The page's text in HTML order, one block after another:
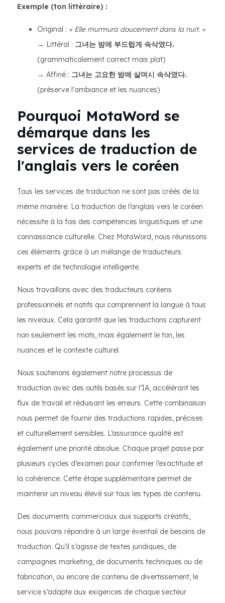
Exemple (ton littéraire) :
Original : « Elle murmura doucement dans la nuit. »
→ Littéral : 그녀는 밤에 부드럽게 속삭였다.
(grammaticalement correct mais plat)
→ Affiné : 그녀는 고요한 밤에 살며시 속삭였다.
(préserve l'ambiance et les nuances)
Pourquoi MotaWord se
démarque dans les
services de traduction de
l'anglais vers le coréen
Tous les services de traduction ne sont pas créés de la
même manière. La traduction de l’anglais vers le coréen
nécessite à la fois des compétences linguistiques et une
connaissance culturelle. Chez MotaWord, nous réunissons
ces éléments grâce à un mélange de traducteurs
experts et de technologie intelligente.
Nous travaillons avec des traducteurs coréens
professionnels et natifs qui comprennent la langue à tous
les niveaux. Cela garantit que les traductions capturent
non seulement les mots, mais également le ton, les
nuances et le contexte culturel.
Nous soutenons également notre processus de
traduction avec des outils basés sur l’IA, accélérant les
flux de travail et réduisant les erreurs. Cette combinaison
nous permet de fournir des traductions rapides, précises
et culturellement sensibles. L’assurance qualité est
également une priorité absolue. Chaque projet passe par
plusieurs cycles d’examen pour confirmer l’exactitude et
la cohérence. Cette étape supplémentaire permet de
maintenir un niveau élevé sur tous les types de contenu.
Des documents commerciaux aux supports créatifs,
nous pouvons répondre à un large éventail de besoins de
traduction. Qu’il s’agisse de textes juridiques, de
campagnes marketing, de documents techniques ou de
fabrication, ou encore de contenu de divertissement, le
service s’adapte aux exigences de chaque secteur